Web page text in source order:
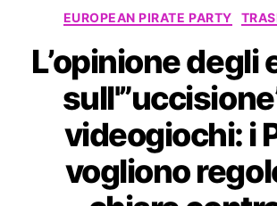
Categorie
EUROPEAN PIRATE PARTY
L’opinione degli
videogiochi: i
vogliono